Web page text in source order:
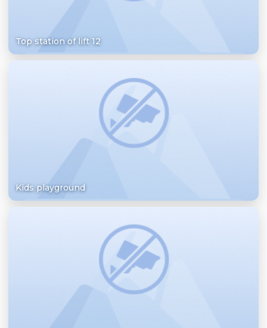
Top station of lift 12
Kids playground